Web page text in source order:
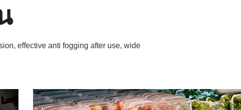
effective anti fogging after use, wide